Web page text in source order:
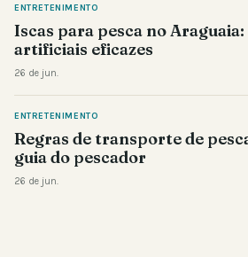
ENTRETENIMENTO
Iscas para pesca no
artificiais eficazes
26 de jun.
ENTRETENIMENTO
Regras de transporte de
guia do pescador
26 de jun.